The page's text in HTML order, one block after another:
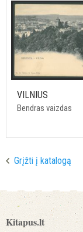
VILNIUS
Bendras vaizdas
Grįžti į katalogą
Kitapus.lt